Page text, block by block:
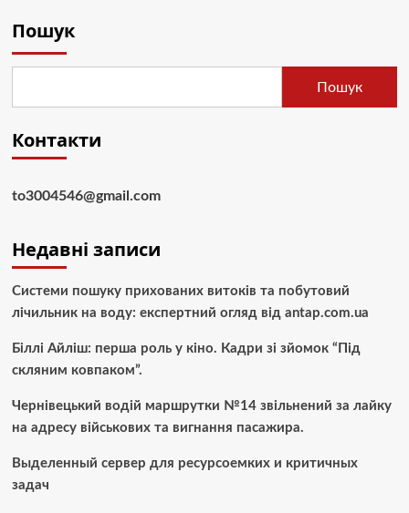
Пошук
Пошук
Контакти
to3004546@gmail.com
Недавні записи
Системи пошуку прихованих витоків та побутовий
лічильник на воду: експертний огляд від antap.com.ua
Біллі Айліш: перша роль у кіно. Кадри зі зйомок “Під
скляним ковпаком”.
Чернівецький водій маршрутки №14 звільнений за лайку
на адресу військових та вигнання пасажира.
Выделенный сервер для ресурсоемких и критичных
задач